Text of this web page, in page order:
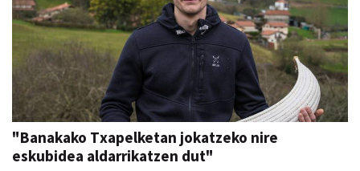
"Banakako Txapelketan jokatzeko nire
eskubidea aldarrikatzen dut"